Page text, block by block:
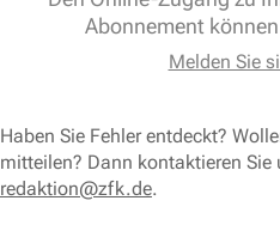
Abonnement
Melden Sie
Haben Sie Fehler entdeckt?
mitteilen? Dann kontaktieren Sie
redaktion@zfk.de.